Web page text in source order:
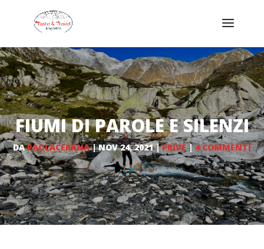
FIUMI DI PAROLE E SILENZI
DAPAOLACERANA|NOV 24, 2021|PRIVÉ|4 COMMENTI